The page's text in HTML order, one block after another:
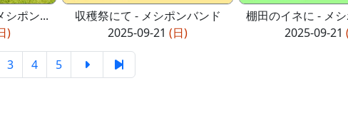
シポン...
)
収穫祭にて - メシポンバンド
2025-09-21 (日)
棚田のイネに - メ
2025-09-21
3 4 5